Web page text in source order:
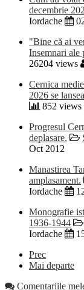
decembrie
Iordache
"Bine că ai
Insemnari ale
26204 views
Cernica
2026 se
852 views
Progresul
deplasare.
Oct 2012
Manastirea
amplasament.
Iordache
Monografie
1936-1944
Iordache
Prec
Mai departe
Comentariile